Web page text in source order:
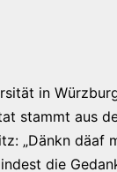
in
stammt aus
„Dänkn däaf
die